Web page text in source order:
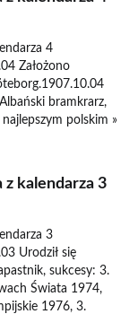
4
Założono
bramkrarz,
najlepszym polskim »
z kalendarza 3
3
Urodził się
sukcesy: 3.
Świata 1974,
1976, 3.